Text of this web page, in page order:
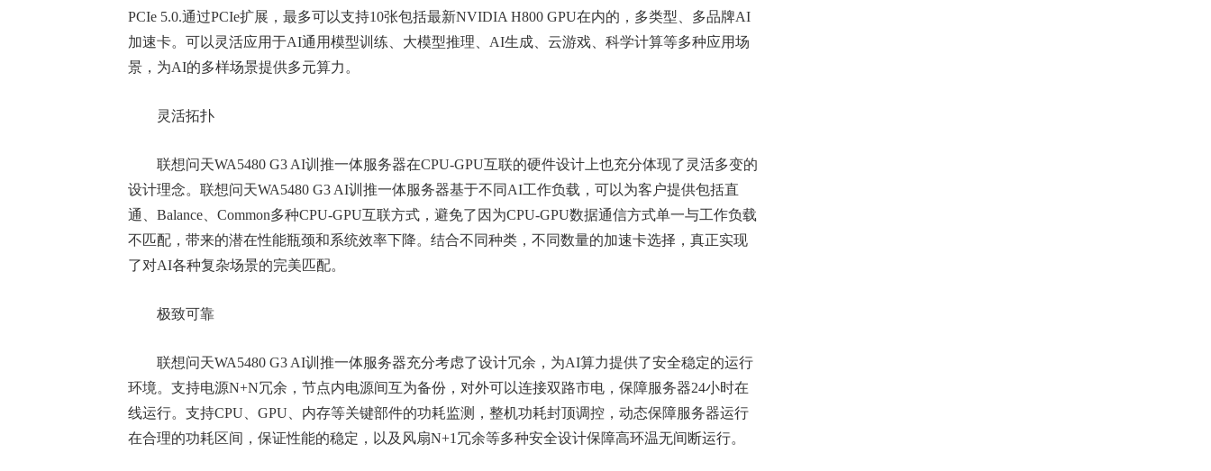
PCIe 5.0.通过PCIe扩展，最多可以支持10张包括最新NVIDIA H800 GPU在内的，多类型、多品牌AI
加速卡。可以灵活应用于AI通用模型训练、大模型推理、AI生成、云游戏、科学计算等多种应用场
景，为AI的多样场景提供多元算力。
灵活拓扑
联想问天WA5480 G3 AI训推一体服务器在CPU-GPU互联的硬件设计上也充分体现了灵活多变的
设计理念。联想问天WA5480 G3 AI训推一体服务器基于不同AI工作负载，可以为客户提供包括直
通、Balance、Common多种CPU-GPU互联方式，避免了因为CPU-GPU数据通信方式单一与工作负载
不匹配，带来的潜在性能瓶颈和系统效率下降。结合不同种类，不同数量的加速卡选择，真正实现
了对AI各种复杂场景的完美匹配。
极致可靠
联想问天WA5480 G3 AI训推一体服务器充分考虑了设计冗余，为AI算力提供了安全稳定的运行
环境。支持电源N+N冗余，节点内电源间互为备份，对外可以连接双路市电，保障服务器24小时在
线运行。支持CPU、GPU、内存等关键部件的功耗监测，整机功耗封顶调控，动态保障服务器运行
在合理的功耗区间，保证性能的稳定，以及风扇N+1冗余等多种安全设计保障高环温无间断运行。